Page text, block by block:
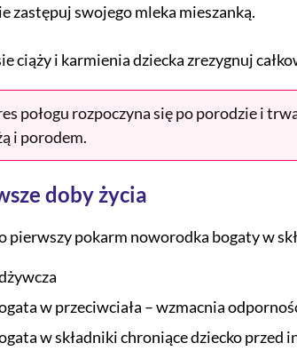
zastępuj swojego mleka mieszanką.
ciąży i karmienia dziecka zrezygnuj
połogu rozpoczyna się po porodzie i
i porodem.
doby życia
pierwszy pokarm noworodka bogaty w
w przeciwciała – wzmacnia
w składniki chroniące dziecko przed